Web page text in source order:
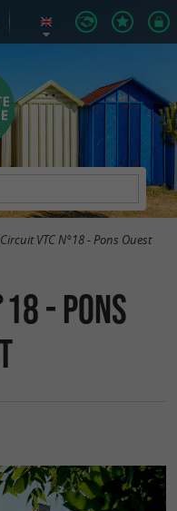
Circuit VTC N°18 - Pons Ouest
- Pons